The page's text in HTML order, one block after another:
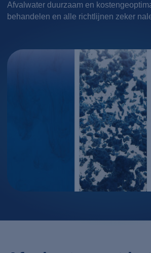
Afvalwater duurzaam en
behandelen en alle richtlijnen zeker